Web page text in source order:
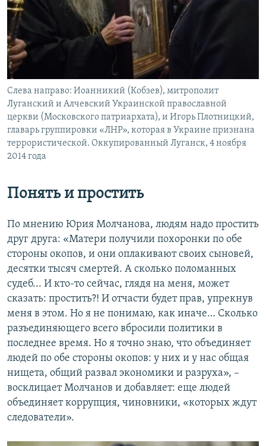
Слева направо: Иоанникий (Кобзев), митрополит
Луганский и Алчевский Украинской православной
церкви (Московского патриархата), и Игорь Плотницкий,
главарь группировки «ЛНР», которая в Украине признана
террористической. Оккупированный Луганск, 4 ноября
2014 года
Понять и простить
По мнению Юрия Молчанова, людям надо простить
друг друга: «Матери получили похоронки по обе
стороны окопов, и они оплакивают своих сыновей,
десятки тысяч смертей. А сколько поломанных
судеб... И кто-то сейчас, глядя на меня, может
сказать: простить?! И отчасти будет прав, упрекнув
меня в этом. Но я не понимаю, как иначе… Сколько
разъединяющего всего вбросили политики в
последнее время. Но я точно знаю, что объединяет
людей по обе стороны окопов: у них и у нас общая
нищета, общий развал экономики и разруха», –
восклицает Молчанов и добавляет: еще людей
объединяет коррупция, чиновники, «которых ждут
следователи».